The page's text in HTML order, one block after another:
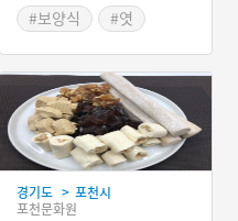
자 보양식으로 삼았던 제주
특별자치도의 향토음식이
다.제주에서는 겨울철 부족
해질 수 있는 영양분을 보충
해 주기 위해 육류를 부재료
로 한 엿이 발달하게 되었
다.
#보양식
#엿
#제주가볼만한곳
경기도 > 포천시
포천문화원